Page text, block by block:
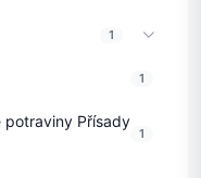
1
1
potraviny Přísady
1